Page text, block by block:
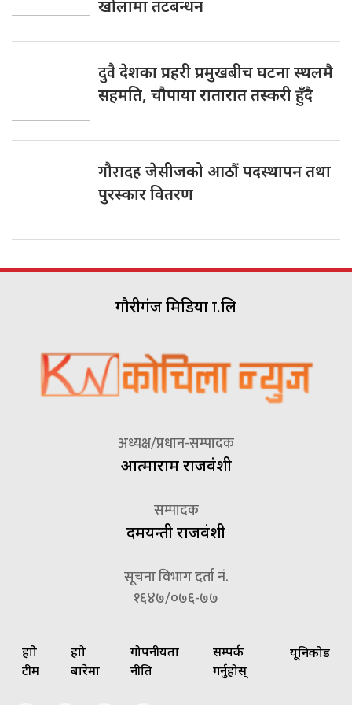
खोलामा तटबन्धन
दुवैदेशका प्रहरी प्रमुखबीच घटना स्थलमै
सहमति, चाैपाया रातारात तस्करी हुँदै
गौरादहजेसीजको आठौं पदस्थापन तथा
पुरस्कार वितरण
गौरीगंज मिडिया प्रा.लि
अध्यक्ष/प्रधान-सम्पादक
आत्माराम राजवंशी
सम्पादक
दमयन्ती राजवंशी
सूचना विभाग दर्ता नं.
१६४७/०७६-७७
हाम्रो
टीम
हाम्रो
बारेमा
गोपनीयता
नीति
सम्पर्क
गर्नुहोस्
यूनिकोड